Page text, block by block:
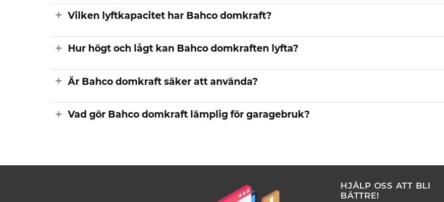
Vilken lyftkapacitet har Bahco domkraft?
Hur högt och lågt kan Bahco domkraften lyfta?
Är Bahco domkraft säker att använda?
Vad gör Bahco domkraft lämplig för garagebruk?
HJÄLP OSS ATT BLI
BÄTTRE!